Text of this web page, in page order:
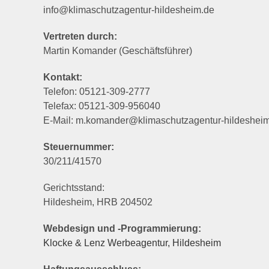
info@klimaschutzagentur-hildesheim.de
Vertreten durch:
Martin Komander (Geschäftsführer)
Kontakt:
Telefon: 05121-309-2777
Telefax: 05121-309-956040
E-Mail: m.komander@klimaschutzagentur-
Steuernummer:
30/211/41570
Gerichtsstand:
Hildesheim, HRB 204502
Webdesign und -Programmierung:
Klocke & Lenz Werbeagentur, Hildesheim